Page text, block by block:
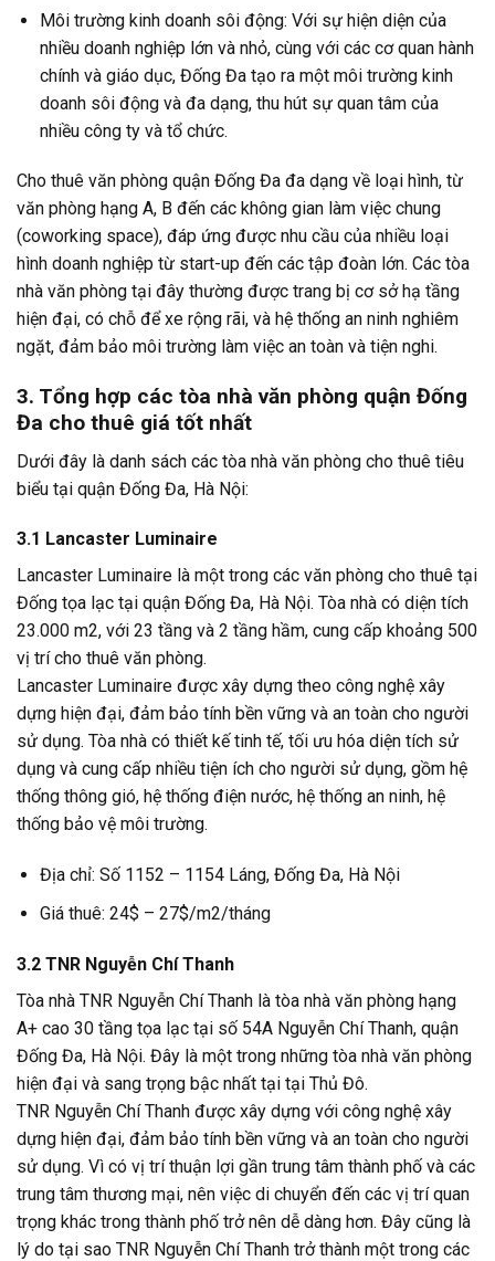
Môi trường kinh doanh sôi động: Với sự hiện diện của
nhiều doanh nghiệp lớn và nhỏ, cùng với các cơ quan hành
chính và giáo dục, Đống Đa tạo ra một môi trường kinh
doanh sôi động và đa dạng, thu hút sự quan tâm của
nhiều công ty và tổ chức.
Cho thuê văn phòng quận Đống Đa đa dạng về loại hình, từ
văn phòng hạng A, B đến các không gian làm việc chung
(coworking space), đáp ứng được nhu cầu của nhiều loại
hình doanh nghiệp từ start-up đến các tập đoàn lớn. Các tòa
nhà văn phòng tại đây thường được trang bị cơ sở hạ tầng
hiện đại, có chỗ để xe rộng rãi, và hệ thống an ninh nghiêm
ngặt, đảm bảo môi trường làm việc an toàn và tiện nghi.
3. Tổng hợp các tòa nhà văn phòng quận Đống
Đa cho thuê giá tốt nhất
Dưới đây là danh sách các tòa nhà văn phòng cho thuê tiêu
biểu tại quận Đống Đa, Hà Nội:
3.1 Lancaster Luminaire
Lancaster Luminaire là một trong các văn phòng cho thuê tại
Đống tọa lạc tại quận Đống Đa, Hà Nội. Tòa nhà có diện tích
23.000 m2, với 23 tầng và 2 tầng hầm, cung cấp khoảng 500
vị trí cho thuê văn phòng.
Lancaster Luminaire được xây dựng theo công nghệ xây
dựng hiện đại, đảm bảo tính bền vững và an toàn cho người
sử dụng. Tòa nhà có thiết kế tinh tế, tối ưu hóa diện tích sử
dụng và cung cấp nhiều tiện ích cho người sử dụng, gồm hệ
thống thông gió, hệ thống điện nước, hệ thống an ninh, hệ
thống bảo vệ môi trường.
Địa chỉ: Số 1152 – 1154 Láng, Đống Đa, Hà Nội
Giá thuê: 24$ – 27$/m2/tháng
3.2 TNR Nguyễn Chí Thanh
Tòa nhà TNR Nguyễn Chí Thanh là tòa nhà văn phòng hạng
A+ cao 30 tầng tọa lạc tại số 54A Nguyễn Chí Thanh, quận
Đống Đa, Hà Nội. Đây là một trong những tòa nhà văn phòng
hiện đại và sang trọng bậc nhất tại tại Thủ Đô.
TNR Nguyễn Chí Thanh được xây dựng với công nghệ xây
dựng hiện đại, đảm bảo tính bền vững và an toàn cho người
sử dụng. Vì có vị trí thuận lợi gần trung tâm thành phố và các
trung tâm thương mại, nên việc di chuyển đến các vị trí quan
trọng khác trong thành phố trở nên dễ dàng hơn. Đây cũng là
lý do tại sao TNR Nguyễn Chí Thanh trở thành một trong các